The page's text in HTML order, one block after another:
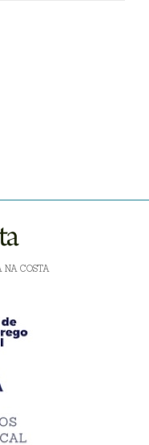
NA COSTA